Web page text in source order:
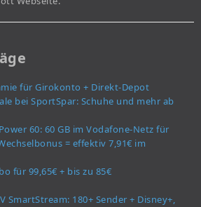
für Girokonto + Direkt-Depot
bei SportSpar: Schuhe und mehr ab
60: 60 GB im Vodafone-Netz für
= effektiv 7,91€ im
für 99,65€ + bis zu 85€
SmartStream: 180+ Sender + Disney+,